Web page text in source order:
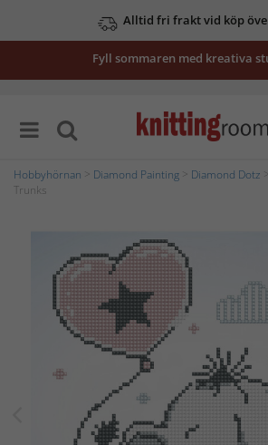
Alltid fri frakt vid köp
Fyll sommaren med kreativa
Hobbyhörnan Diamond Painting Diamond Dotz
Trunks